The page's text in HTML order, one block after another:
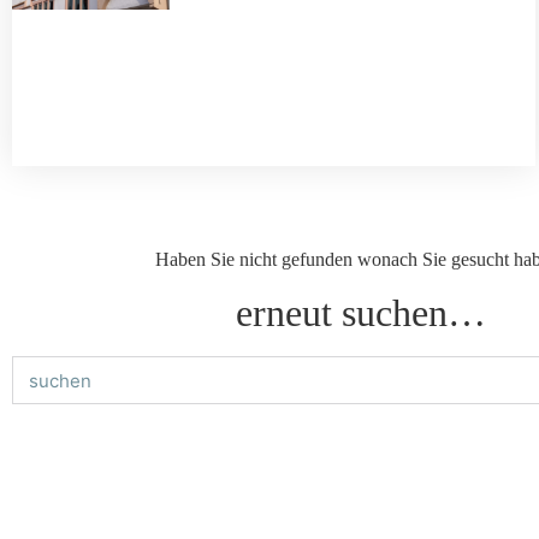
Haben Sie nicht gefunden wonach Sie gesucht
erneut suchen…